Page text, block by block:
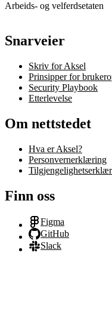
Arbeids- og velferdsetaten
Snarveier
Skriv for Aksel
Prinsipper for
Security Playbook
Etterlevelse
Om nettstedet
Hva er Aksel?
Personvernerklæring
Finn oss
Figma
GitHub
Slack